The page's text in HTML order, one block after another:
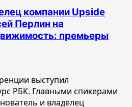
компании Upside
Перлин на
премьеры
выступил
РБК. Главными спикерами
и владелец